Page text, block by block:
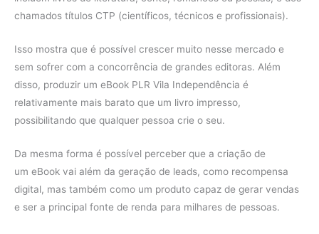
chamados títulos CTP (científicos, técnicos e profissionais).
Isso mostra que é possível crescer muito nesse mercado e
sem sofrer com a concorrência de grandes editoras. Além
disso, produzir um eBook PLR Vila Independência é
relativamente mais barato que um livro impresso,
possibilitando que qualquer pessoa crie o seu.
Da mesma forma é possível perceber que a criação de
um eBook vai além da geração de leads, como recompensa
digital, mas também como um produto capaz de gerar vendas
e ser a principal fonte de renda para milhares de pessoas.